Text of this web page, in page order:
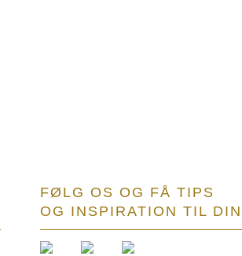
FØLG OS OG FÅ TIPS
OG INSPIRATION TIL